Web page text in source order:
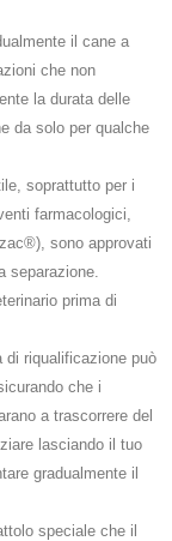
il cane a
che non
la durata delle
da solo per qualche
soprattutto per i
farmacologici,
sono approvati
separazione.
prima di
di riqualificazione può
che i
a trascorrere del
lasciando il tuo
gradualmente il
speciale che il